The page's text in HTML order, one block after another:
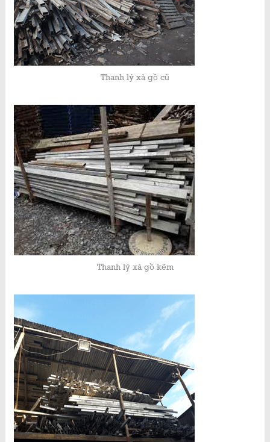
Thanh lý xà gồ cũ
Thanh lý xà gồ kẽm